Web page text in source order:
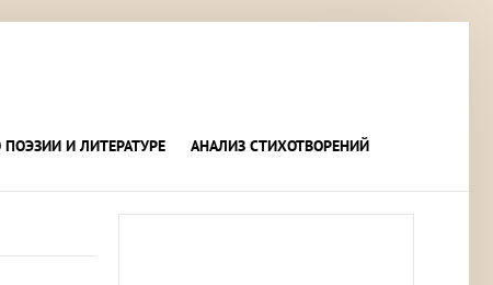
ПОЭЗИИ И ЛИТЕРАТУРЕ АНАЛИЗ СТИХОТВОРЕНИЙ